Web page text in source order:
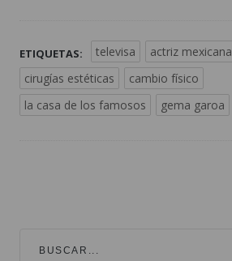
ETIQUETAS: televisa
actriz mexicana
cirugías estéticas
cambio físico
la casa de los famosos
gema garoa